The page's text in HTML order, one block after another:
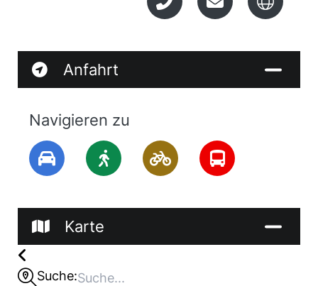
Mitglieder im Frankenwaldverein Steinbach
Anfahrt
Navigieren zu
Karte
Suche: